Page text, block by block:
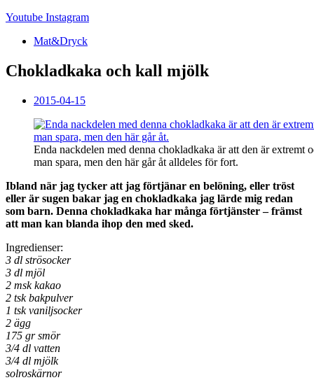
Youtube Instagram
Mat&Dryck
Chokladkaka och kall mjölk
2015-04-15
Enda nackdelen med denna chokladkaka är att den är
man spara, men den här går åt alldeles för fort.
Ibland när jag tycker att jag förtjänar en belöning, eller tröst
eller är sugen bakar jag en chokladkaka jag lärde mig redan
som barn. Denna chokladkaka har många förtjänster – främst
att man kan blanda ihop den med sked.
Ingredienser:
3 dl strösocker
3 dl mjöl
2 msk kakao
2 tsk bakpulver
1 tsk vaniljsocker
2 ägg
175 gr smör
3/4 dl vatten
3/4 dl mjölk
solroskärnor